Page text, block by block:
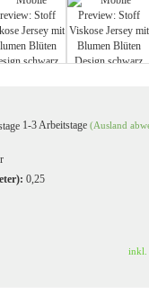
1-3 Arbeitstage (Ausland
0,25
inkl.